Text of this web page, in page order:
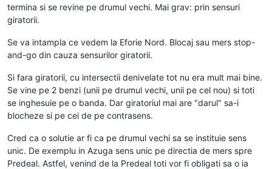
termina si se revine pe drumul vechi. Mai grav: prin sensuri
giratorii.
Se va intampla ce vedem la Eforie Nord. Blocaj sau mers stop-
and-go din cauza sensurilor giratorii.
Si fara giratorii, cu intersectii denivelate tot nu era mult mai bine.
Se vine pe 2 benzi (unii pe drumul vechi, unii pe cel nou) si toti
se inghesuie pe o banda. Dar giratoriul mai are "darul" sa-i
blocheze si pe cei de pe contrasens.
Cred ca o solutie ar fi ca pe drumul vechi sa se instituie sens
unic. De exemplu in Azuga sens unic pe directia de mers spre
Predeal. Astfel, venind de la Predeal toti vor fi obligati sa o ia